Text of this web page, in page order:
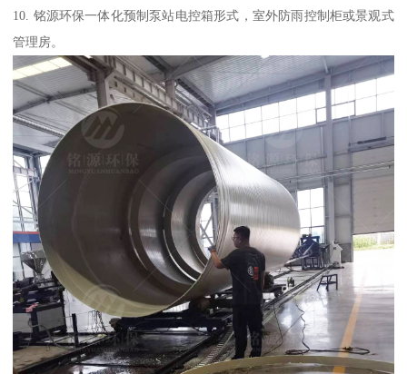
10. 铭源环保一体化预制泵站电控箱形式，室外防雨控制柜或景观式
管理房。